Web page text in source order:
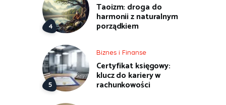
Taoizm: droga do
harmonii z naturalnym
porządkiem
Biznes i Finanse
Certyfikat księgowy:
klucz do kariery w
rachunkowości